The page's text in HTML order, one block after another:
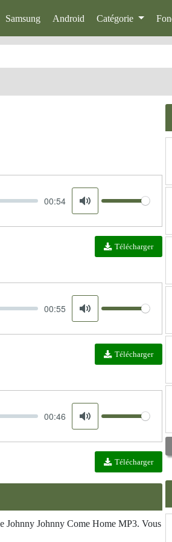
Samsung Android Catégorie
00:54
Mute
Volume
Télécharger
00:55
Mute
Volume
Télécharger
00:46
Mute
Volume
Télécharger
Johnny Johnny Come Home MP3. Vous